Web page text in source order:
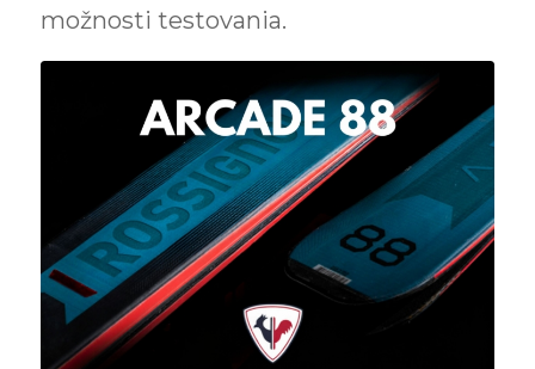
možnosti testovania.